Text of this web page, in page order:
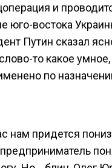
и
юго-востока
Путин сказал
то какое
по
нам придется